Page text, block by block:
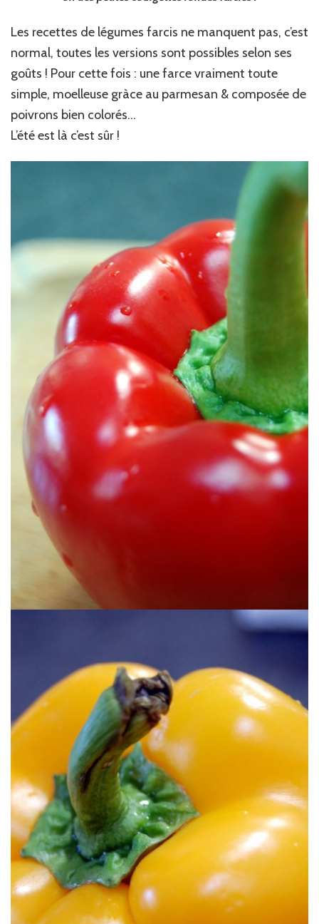
Les recettes de légumes farcis ne manquent pas, c’est
normal, toutes les versions sont possibles selon ses
goûts ! Pour cette fois : une farce vraiment toute
simple, moelleuse gràce au parmesan & composée de
poivrons bien colorés…
L’été est là c’est sûr !